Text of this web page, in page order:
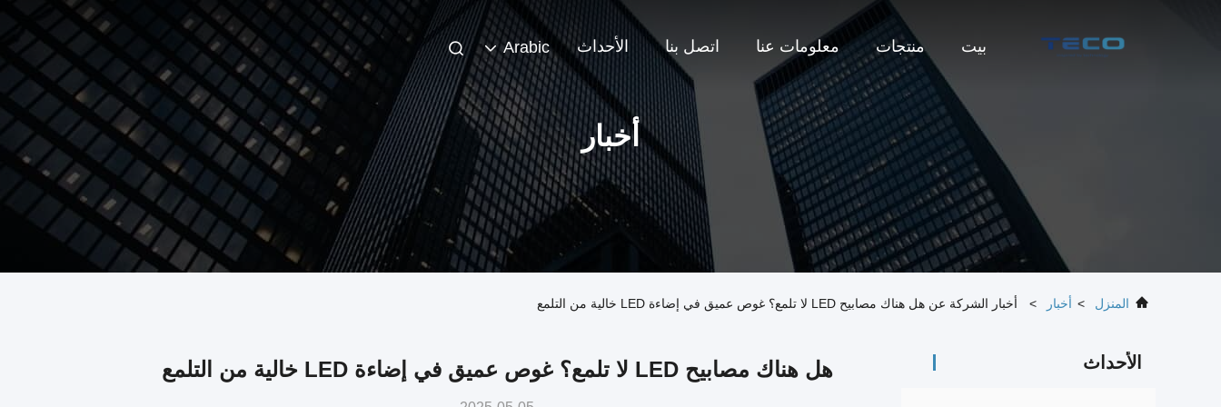
بيت منتجات معلومات عنا اتصل بنا الأحداث Arabic
أخبار
المنزل > أخبار > أخبار الشركة عن هل هناك مصابيح LED لا تلمع؟ غوص عميق في إضاءة LED خالية من التلمع
الأحداث هل هناك مصابيح LED لا تلمع؟ غوص عميق في إضاءة LED خالية من التلمع